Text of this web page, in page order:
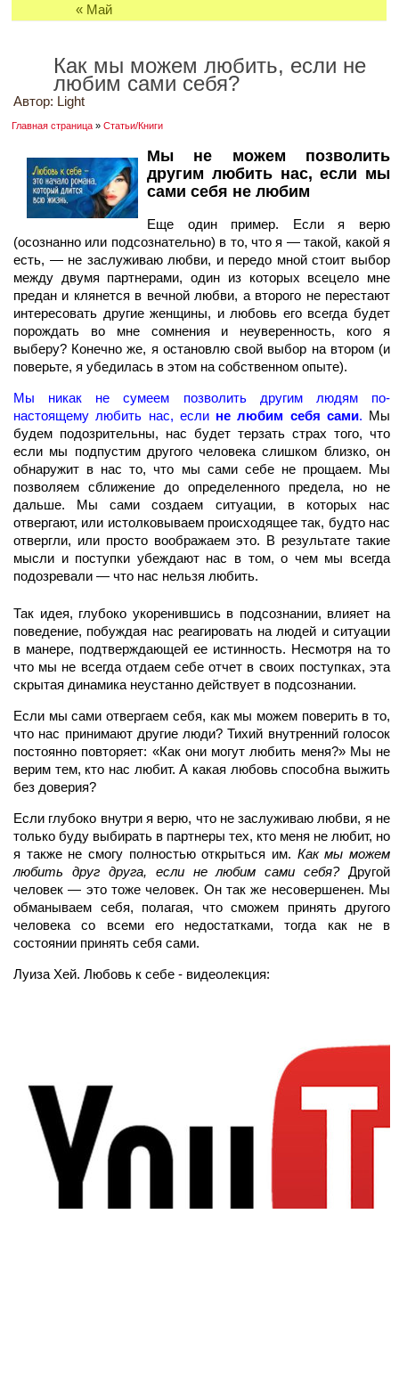
« Май
Как мы можем любить, если не
любим сами себя?
Автор: Light
Главная страница » Статьи/Книги
Мы не можем позволить
другим любить нас, если мы
сами себя не любим
Еще один пример. Если я верю
(осознанно или подсознательно) в то, что я — такой, какой я
есть, — не заслуживаю любви, и передо мной стоит выбор
между двумя партнерами, один из которых всецело мне
предан и клянется в вечной любви, а второго не перестают
интересовать другие женщины, и любовь его всегда будет
порождать во мне сомнения и неуверенность, кого я
выберу? Конечно же, я остановлю свой выбор на втором (и
поверьте, я убедилась в этом на собственном опыте).
Мы никак не сумеем позволить другим людям по-
настоящему любить нас, если не любим себя сами. Мы
будем подозрительны, нас будет терзать страх того, что
если мы подпустим другого человека слишком близко, он
обнаружит в нас то, что мы сами себе не прощаем. Мы
позволяем сближение до определенного предела, но не
дальше. Мы сами создаем ситуации, в которых нас
отвергают, или истолковываем происходящее так, будто нас
отвергли, или просто воображаем это. В результате такие
мысли и поступки убеждают нас в том, о чем мы всегда
подозревали — что нас нельзя любить.
Так идея, глубоко укоренившись в подсознании, влияет на
поведение, побуждая нас реагировать на людей и ситуации
в манере, подтверждающей ее истинность. Несмотря на то
что мы не всегда отдаем себе отчет в своих поступках, эта
скрытая динамика неустанно действует в подсознании.
Если мы сами отвергаем себя, как мы можем поверить в то,
что нас принимают другие люди? Тихий внутренний голосок
постоянно повторяет: «Как они могут любить меня?» Мы не
верим тем, кто нас любит. А какая любовь способна выжить
без доверия?
Если глубоко внутри я верю, что не заслуживаю любви, я не
только буду выбирать в партнеры тех, кто меня не любит, но
я также не смогу полностью открыться им. Как мы можем
любить друг друга, если не любим сами себя?Другой
человек — это тоже человек. Он так же несовершенен. Мы
обманываем себя, полагая, что сможем принять другого
человека со всеми его недостатками, тогда как не в
состоянии принять себя сами.
Луиза Хей. Любовь к себе - видеолекция: